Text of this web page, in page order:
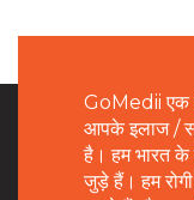
GoMedii एक
आपके इलाज /
है। हम भारत
जुड़े हैं। हम